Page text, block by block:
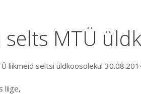
MTÜ
liikmeid seltsi üldkoosolekul
liige,